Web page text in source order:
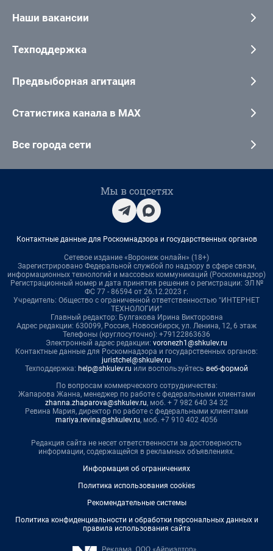
Наши вакансии
Техподдержка
Предвыборная агитация
Статистика канала в MAX
Все города сети
Мы в соцсетях
Контактные данные для Роскомнадзора и государственных органов
Сетевое издание «Воронеж онлайн» (18+)
Зарегистрировано Федеральной службой по надзору в сфере связи,
информационных технологий и массовых коммуникаций (Роскомнадзор)
Регистрационный номер и дата принятия решения о регистрации: ЭЛ №
ФС 77 - 86594 от 26.12.2023 г.
Учредитель: Общество с ограниченной ответственностью "ИНТЕРНЕТ
ТЕХНОЛОГИИ"
Главный редактор: Булгакова Ирина Викторовна
Адрес редакции: 630099, Россия, Новосибирск, ул. Ленина, 12, 6 этаж
Телефоны (круглосуточно): +79122863636
Электронный адрес редакции: voronezh1@shkulev.ru
Контактные данные для Роскомнадзора и государственных органов:
juristchel@shkulev.ru
Техподдержка: help@shkulev.ru или воспользуйтесь веб-формой
По вопросам коммерческого сотрудничества:
Жапарова Жанна, менеджер по работе с федеральными клиентами
zhanna.zhaparova@shkulev.ru, моб. + 7 982 640 34 32
Ревина Мария, директор по работе с федеральными клиентами
mariya.revina@shkulev.ru, моб. +7 910 402 4056
Редакция сайта не несет ответственности за достоверность
информации, содержащейся в рекламных объявлениях.
Информация об ограничениях
Политика использования cookies
Рекомендательные системы
Политика конфиденциальности и обработки персональных данных и
правила использования сайта